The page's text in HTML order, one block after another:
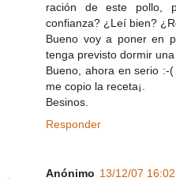
ración de este pollo,
confianza? ¿Leí bien?
Bueno voy a poner en
tenga previsto dormir
Bueno, ahora en serio :-
me copio la receta¡.
Besinos.
Responder
Anónimo 13/12/07 16:02